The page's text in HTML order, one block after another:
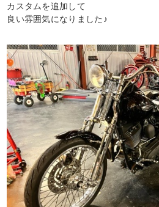
カスタムを追加して
良い雰囲気になりました♪